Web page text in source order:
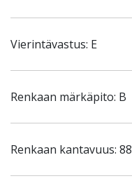
Vierintävastus: E
Renkaan märkäpito: B
Renkaan kantavuus: 88